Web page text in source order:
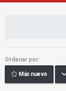
Ordenar por:
Más nuevo